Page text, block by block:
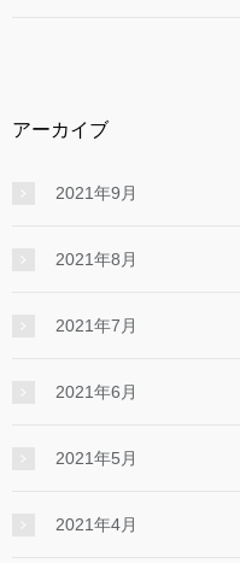
アーカイブ
2021年9月
2021年8月
2021年7月
2021年6月
2021年5月
2021年4月